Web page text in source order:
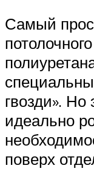
Самый
гвозди». Но
идеально
поверх